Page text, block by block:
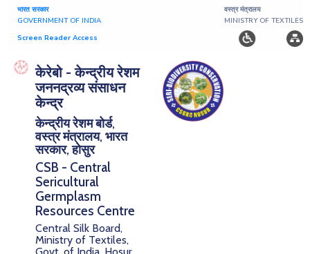
भारत सरकार
GOVERNMENT OF INDIA
वस्त्र मंत्रालय
MINISTRY OF TEXTILES
Screen Reader Access
केरेबो - केन्द्रीय रेशम
जननद्रव्य संसाधन
केन्द्र
केन्द्रीय रेशम बोर्ड,
वस्त्र मंत्रालय, भारत
सरकार, होसुर
CSB - Central
Sericultural
Germplasm
Resources Centre
Central Silk Board,
Ministry of Textiles,
Home
About
Research
Publications
Notice
Board
Downloads